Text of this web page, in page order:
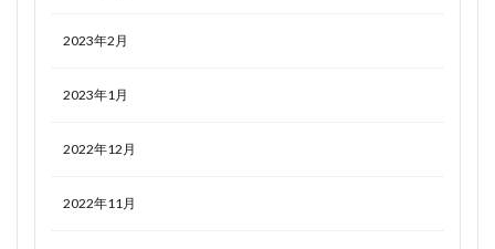
2023年2月
2023年1月
2022年12月
2022年11月